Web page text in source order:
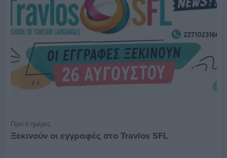
Πριν 9 ημέρες
Ξεκινούν οι εγγραφές στο Travlos SFL